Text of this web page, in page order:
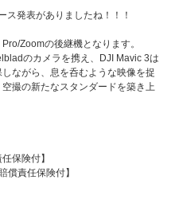
ス発表がありましたね！！！
Zoomの後継機となります。
のカメラを携え、DJI Mavic 3は
ながら、息を呑むような映像を捉
撮の新たなスタンダードを築き上
保険付】
償責任保険付】